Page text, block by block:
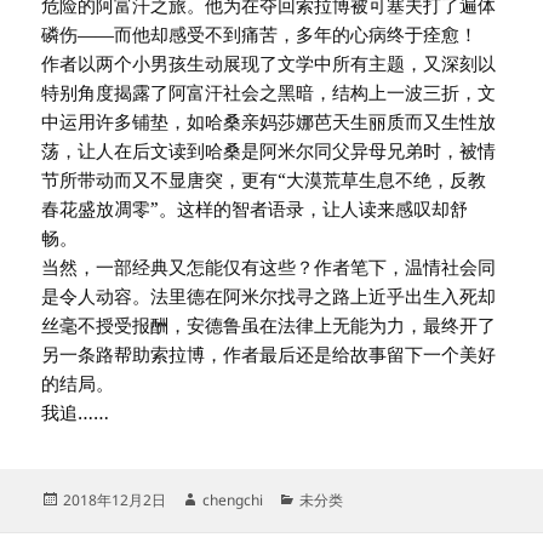
危险的阿富汗之旅。他为在夺回索拉博被可塞夫打了遍体
磷伤——而他却感受不到痛苦，多年的心病终于痊愈！
作者以两个小男孩生动展现了文学中所有主题，又深刻以
特别角度揭露了阿富汗社会之黑暗，结构上一波三折，文
中运用许多铺垫，如哈桑亲妈莎娜芭天生丽质而又生性放
荡，让人在后文读到哈桑是阿米尔同父异母兄弟时，被情
节所带动而又不显唐突，更有“大漠荒草生息不绝，反教
春花盛放凋零”。这样的智者语录，让人读来感叹却舒
畅。
当然，一部经典又怎能仅有这些？作者笔下，温情社会同
是令人动容。法里德在阿米尔找寻之路上近乎出生入死却
丝毫不授受报酬，安德鲁虽在法律上无能为力，最终开了
另一条路帮助索拉博，作者最后还是给故事留下一个美好
的结局。
我追……
发
2018年12月2日
作
chengchi
分
未分类